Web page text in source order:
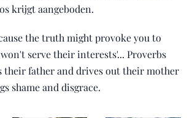
krijgt aangeboden.
the truth might provoke you to
serve their interests'... Proverbs
their father and drives out their mother
shame and disgrace.